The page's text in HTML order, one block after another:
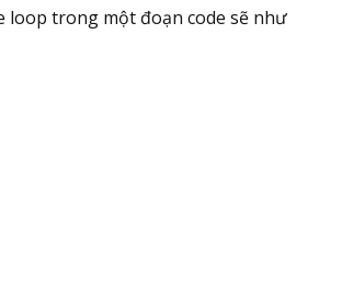
loop trong một đoạn code sẽ như